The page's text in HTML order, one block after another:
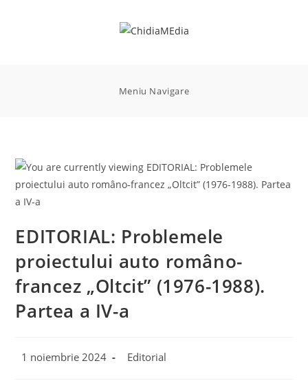
Meniu Navigare
EDITORIAL: Problemele
proiectului auto româno-
francez „Oltcit” (1976-1988).
Partea a IV-a
Post
1 noiembrie 2024
Post
Editorial